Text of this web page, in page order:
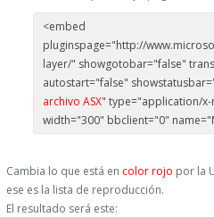
<embed
pluginspage="http://
layer/" showgotobar="false"
autostart="false"
archivo ASX" type="application/
width="300" bbclient="0"
Cambia lo que está en color rojo por la
ese es la lista de reproducción.
El resultado será este: